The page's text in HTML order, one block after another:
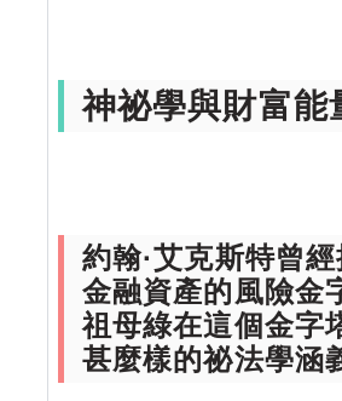
神祕學與財富能
約翰·艾克斯特曾
金融資產的風險金
祖母綠在這個金字
甚麼樣的祕法學涵